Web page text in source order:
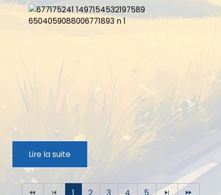
Lire la suite